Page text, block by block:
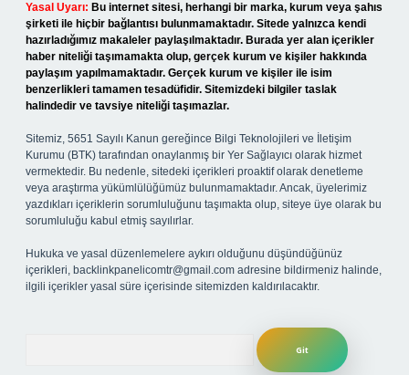
Yasal Uyarı: Bu internet sitesi, herhangi bir marka, kurum veya şahıs
şirketi ile hiçbir bağlantısı bulunmamaktadır. Sitede yalnızca kendi
hazırladığımız makaleler paylaşılmaktadır. Burada yer alan içerikler
haber niteliği taşımamakta olup, gerçek kurum ve kişiler hakkında
paylaşım yapılmamaktadır. Gerçek kurum ve kişiler ile isim
benzerlikleri tamamen tesadüfidir. Sitemizdeki bilgiler taslak
halindedir ve tavsiye niteliği taşımazlar.
Sitemiz, 5651 Sayılı Kanun gereğince Bilgi Teknolojileri ve İletişim
Kurumu (BTK) tarafından onaylanmış bir Yer Sağlayıcı olarak hizmet
vermektedir. Bu nedenle, sitedeki içerikleri proaktif olarak denetleme
veya araştırma yükümlülüğümüz bulunmamaktadır. Ancak, üyelerimiz
yazdıkları içeriklerin sorumluluğunu taşımakta olup, siteye üye olarak bu
sorumluluğu kabul etmiş sayılırlar.
Hukuka ve yasal düzenlemelere aykırı olduğunu düşündüğünüz
içerikleri, backlinkpanelicomtr@gmail.com adresine bildirmeniz halinde,
ilgili içerikler yasal süre içerisinde sitemizden kaldırılacaktır.